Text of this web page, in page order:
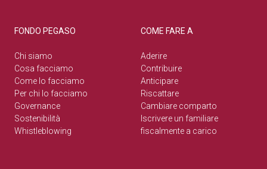
FONDO PEGASO
Chi siamo
Cosa facciamo
Come lo facciamo
Per chi lo facciamo
Governance
Sostenibilità
Whistleblowing
COME FARE A
Aderire
Contribuire
Anticipare
Riscattare
Cambiare comparto
Iscrivere un familiare
fiscalmente a carico